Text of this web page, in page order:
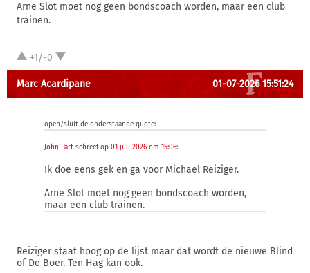
Arne Slot moet nog geen bondscoach worden, maar een club
trainen.
+1/-0
Marc Acardipane 01-07-2026 15:51:24
open/sluit de onderstaande quote:
John Part schreef op 01 juli 2026 om 15:06:
Ik doe eens gek en ga voor Michael Reiziger.
Arne Slot moet nog geen bondscoach worden,
maar een club trainen.
Reiziger staat hoog op de lijst maar dat wordt de nieuwe Blind
of De Boer. Ten Hag kan ook.